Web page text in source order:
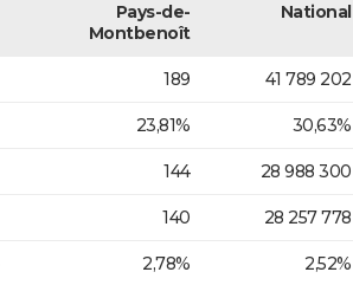
Pays-de-
Montbenoît
National
189 41 789 202
23,81% 30,63%
144 28 988 300
140 28 257 778
2,78% 2,52%